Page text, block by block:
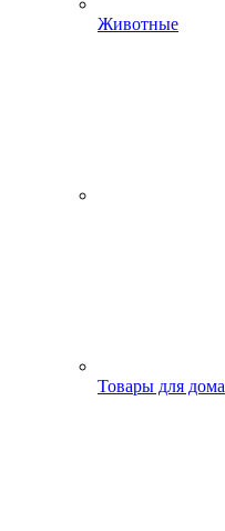
Животные
Товары для дома